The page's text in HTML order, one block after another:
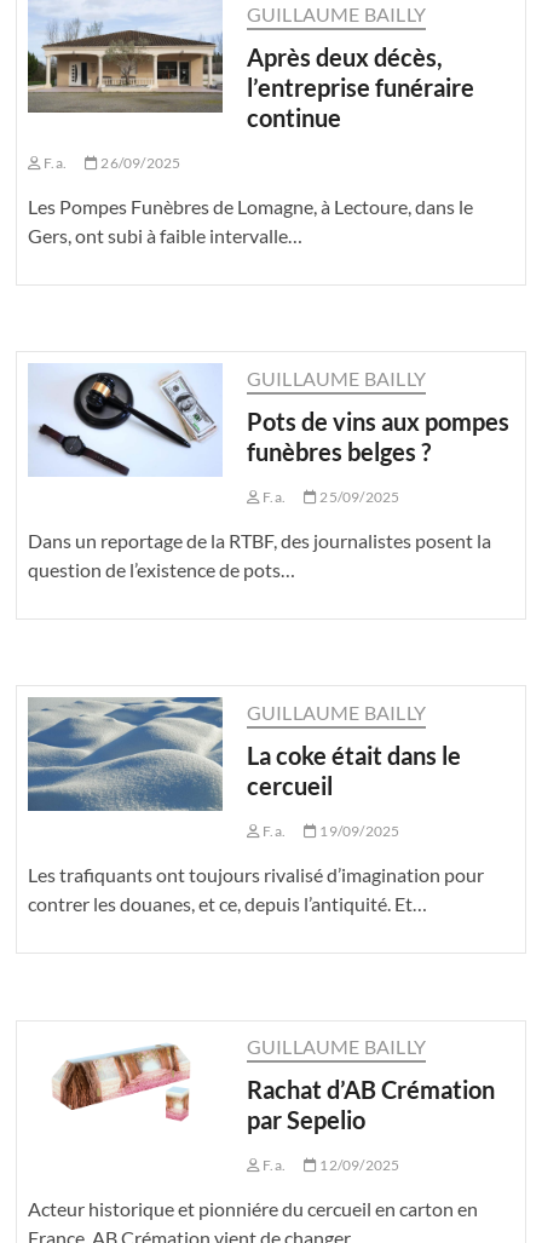
GUILLAUME BAILLY
Après deux décès,
l’entreprise funéraire
continue
F.a. 26/09/2025
Les Pompes Funèbres de Lomagne, à Lectoure, dans le
Gers, ont subi à faible intervalle…
GUILLAUME BAILLY
Pots de vins aux pompes
funèbres belges ?
F.a. 25/09/2025
Dans un reportage de la RTBF, des journalistes posent la
question de l’existence de pots…
GUILLAUME BAILLY
La coke était dans le
cercueil
F.a. 19/09/2025
Les trafiquants ont toujours rivalisé d’imagination pour
contrer les douanes, et ce, depuis l’antiquité. Et…
GUILLAUME BAILLY
Rachat d’AB Crémation
par Sepelio
F.a. 12/09/2025
Acteur historique et pionniére du cercueil en carton en
France, AB Crémation vient de changer…